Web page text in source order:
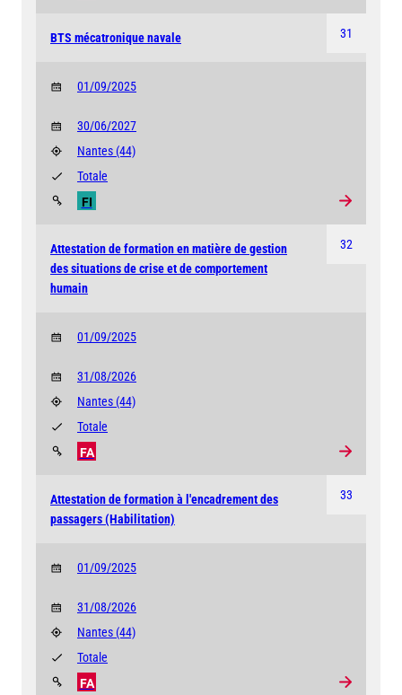
31
BTS mécatronique navale
01/09/2025
30/06/2027
Nantes (44)
FI
Totale
32
Attestation de formation en matière de gestion
des situations de crise et de comportement
humain
01/09/2025
31/08/2026
Nantes (44)
FA
Totale
33
Attestation de formation à l'encadrement des
passagers (Habilitation)
01/09/2025
31/08/2026
Nantes (44)
FA
Totale